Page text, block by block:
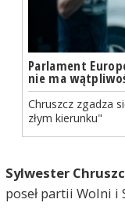
Parlament
nie ma
Chruszcz zgadza
złym kierunku"
Sylwester
poseł partii Wolni i